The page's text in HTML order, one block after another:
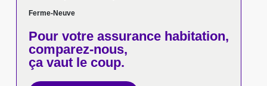
Ferme-Neuve
Pour votreassurance habitation,
comparez-nous,
ça vaut le coup.